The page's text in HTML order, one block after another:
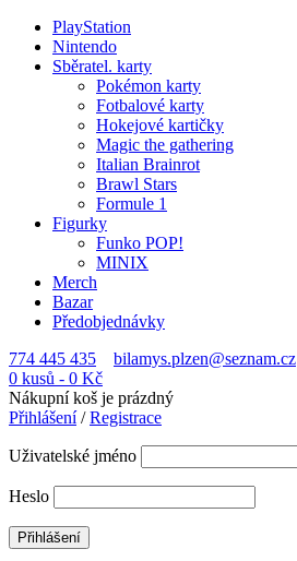
PlayStation
Nintendo
Sběratel. karty
Pokémon karty
Fotbalové karty
Hokejové kartičky
Magic the gathering
Italian Brainrot
Brawl Stars
Formule 1
Figurky
Funko POP!
MINIX
Merch
Bazar
Předobjednávky
774 445 435
bilamys.plzen@seznam.cz
0 kusů - 0 Kč
Nákupní koš je prázdný
Přihlášení/Registrace
Uživatelské jméno
Heslo